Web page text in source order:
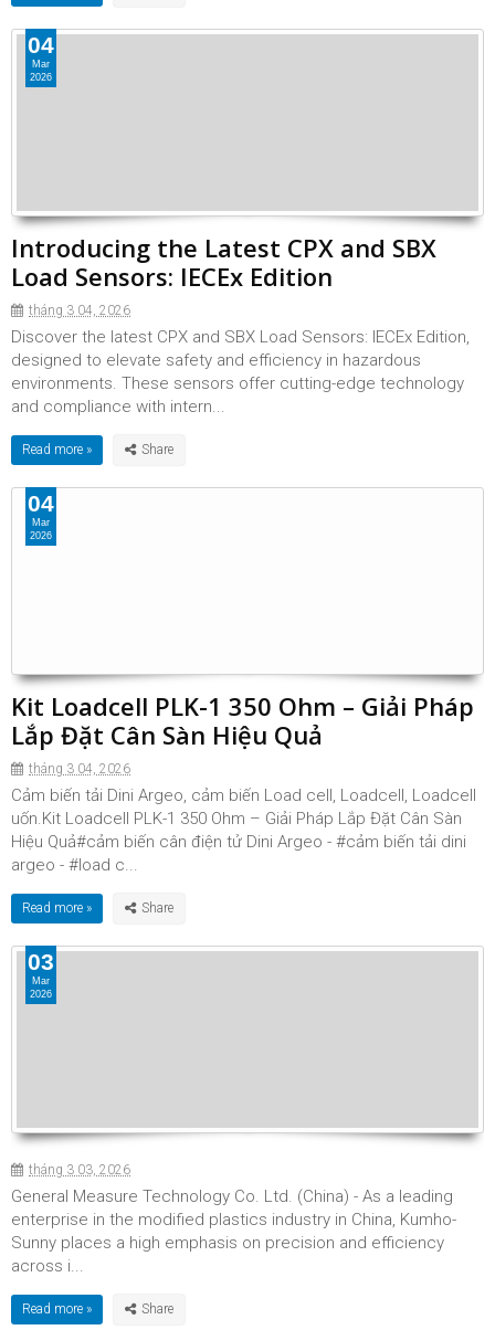
Introducing the Latest CPX and SBX
Load Sensors: IECEx Edition
tháng 3 04, 2026
Discover the latest CPX and SBX Load Sensors: IECEx Edition,
designed to elevate safety and efficiency in hazardous
environments. These sensors offer cutting-edge technology
and compliance with intern...
Read more »
04
Mar
2026
Kit Loadcell PLK-1 350 Ohm – Giải Pháp
Lắp Đặt Cân Sàn Hiệu Quả
tháng 3 04, 2026
Cảm biến tải Dini Argeo, cảm biến Load cell, Loadcell, Loadcell
uốn.Kit Loadcell PLK-1 350 Ohm – Giải Pháp Lắp Đặt Cân Sàn
Hiệu Quả#cảm biến cân điện tử Dini Argeo - #cảm biến tải dini
argeo - #load c...
Read more »
04
Mar
2026
tháng 3 03, 2026
General Measure Technology Co. Ltd. (China) - As a leading
enterprise in the modified plastics industry in China, Kumho-
Sunny places a high emphasis on precision and efficiency
across i...
Read more »
03
Mar
2026